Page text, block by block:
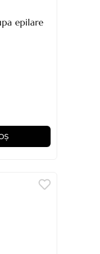
epilare